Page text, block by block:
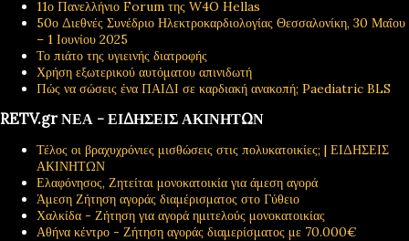
11ο Πανελλήνιο Forum της W4O Hellas
50ο Διεθνές Συνέδριο Ηλεκτροκαρδιολογίας Θεσσαλονίκη, 30 Μαΐου
– 1 Ιουνίου 2025
Το πιάτο της υγιεινής διατροφής
Χρήση εξωτερικού αυτόματου απινιδωτή
Πώς να σώσεις ένα ΠΑΙΔΙ σε καρδιακή ανακοπή; Paediatric BLS
RETV.gr ΝΕΑ - ΕΙΔΗΣΕΙΣ ΑΚΙΝΗΤΩΝ
Τέλος οι βραχυχρόνιες μισθώσεις στις πολυκατοικίες; | ΕΙΔΗΣΕΙΣ
ΑΚΙΝΗΤΩΝ
Ελαφόνησος, Ζητείται μονοκατοικία για άμεση αγορά
Άμεση Ζήτηση αγοράς διαμέρισματος στο Γύθειο
Χαλκίδα - Ζήτηση για αγορά ημιτελούς μονοκατοικίας
Αθήνα κέντρο - Ζήτηση αγοράς διαμερίσματος με 70.000€